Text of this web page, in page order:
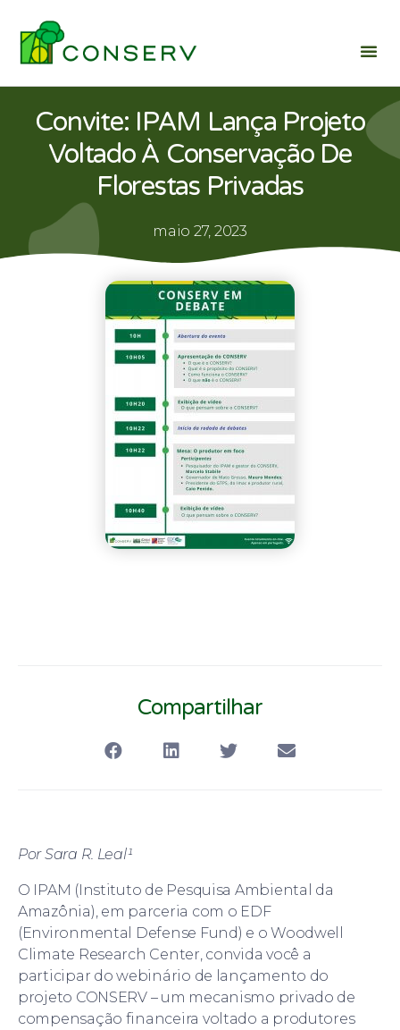
Convite: IPAM Lança Projeto
Voltado À Conservação De
Florestas Privadas
maio 27, 2023
Compartilhar
Por Sara R. Leal¹
O IPAM (Instituto de Pesquisa Ambiental da
Amazônia), em parceria com o EDF
(Environmental Defense Fund) e o Woodwell
Climate Research Center, convida você a
participar do webinário de lançamento do
projeto CONSERV – um mecanismo privado de
compensação financeira voltado a produtores